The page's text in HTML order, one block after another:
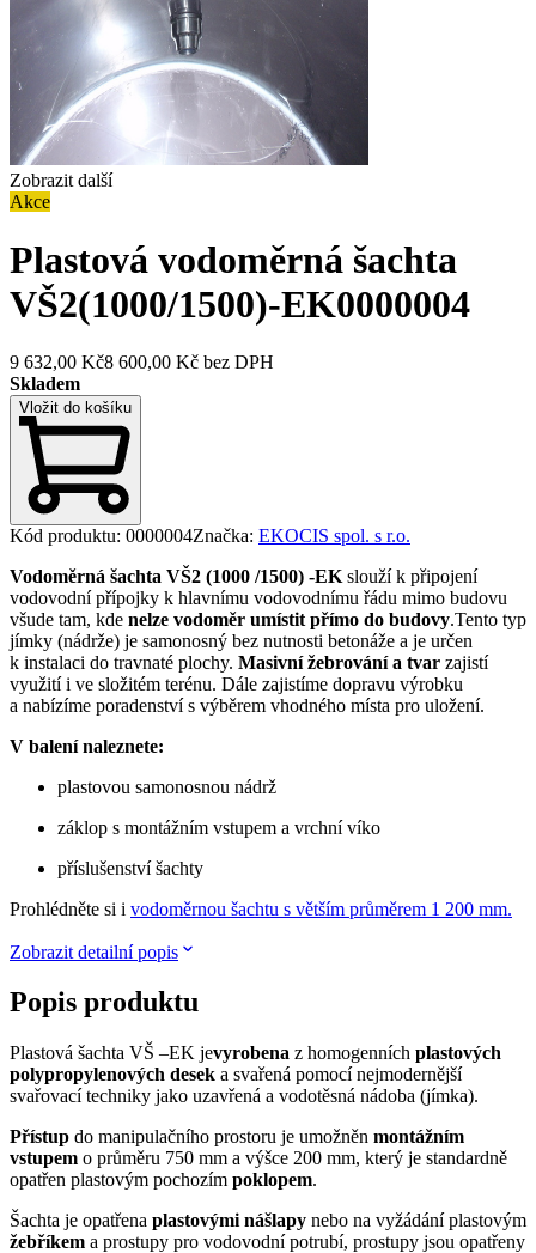
Zobrazit další
Akce
Plastová vodoměrná šachta
VŠ2(1000/1500)-EK0000004
9 632,00 Kč8 600,00 Kč bez DPH
Skladem
Vložit do košíku
Kód produktu: 0000004Značka: EKOCIS spol. s r.o.
Vodoměrná šachta VŠ2 (1000 /1500) -EK slouží k připojení
vodovodní přípojky k hlavnímu vodovodnímu řádu mimo budovu
všude tam, kde nelze vodoměr umístit přímo do budovy.Tento typ
jímky (nádrže) je samonosný bez nutnosti betonáže a je určen
k instalaci do travnaté plochy. Masivní žebrování a tvar zajistí
využití i ve složitém terénu. Dále zajistíme dopravu výrobku
a nabízíme poradenství s výběrem vhodného místa pro uložení.
V balení naleznete:
plastovou samonosnou nádrž
záklop s montážním vstupem a vrchní víko
příslušenství šachty
Prohlédněte si i vodoměrnou šachtu s větším průměrem 1 200 mm.
Zobrazit detailní popis
Popis produktu
Plastová šachta VŠ –EK jevyrobena z homogenních plastových
polypropylenových desek a svařená pomocí nejmodernější
svařovací techniky jako uzavřená a vodotěsná nádoba (jímka).
Přístup do manipulačního prostoru je umožněn montážním
vstupem o průměru 750 mm a výšce 200 mm, který je standardně
opatřen plastovým pochozím poklopem.
Šachta je opatřena plastovými nášlapy nebo na vyžádání plastovým
žebříkem a prostupy pro vodovodní potrubí, prostupy jsou opatřeny